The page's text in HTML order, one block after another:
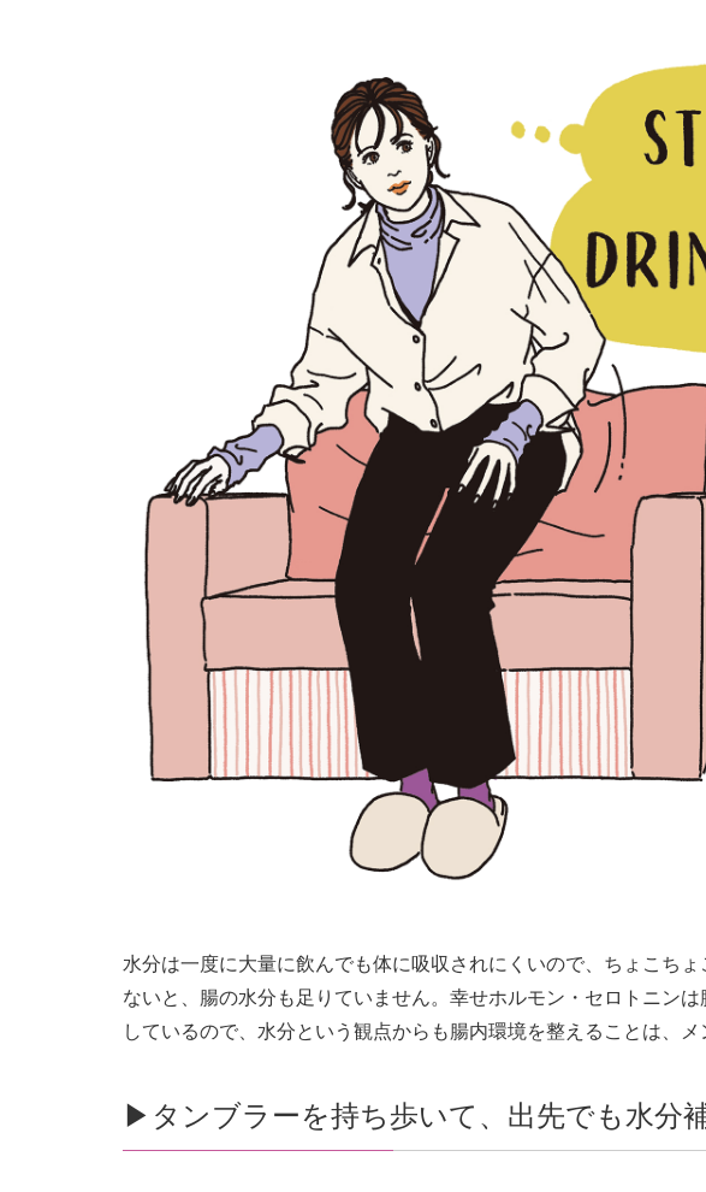
水分は一度に大量に飲んでも体に吸収されにくいので、ちょこち
ないと、腸の水分も足りていません。幸せホルモン・セロトニン
しているので、水分という観点からも腸内環境を整えることは、メ
▶︎タンブラーを持ち歩いて、出先でも水分